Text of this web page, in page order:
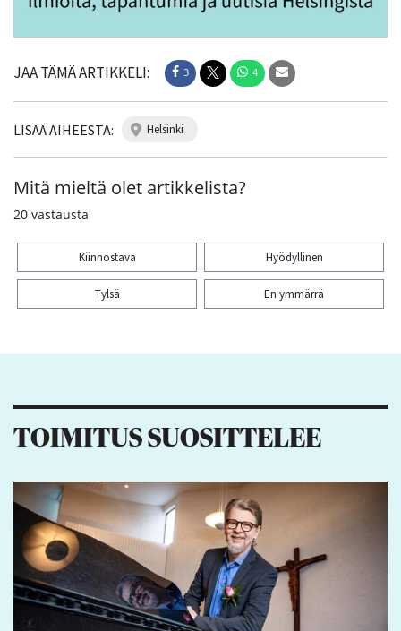
JAA TÄMÄ ARTIKKELI: 3 4
LISÄÄ AIHEESTA: helsinki
Mitä mieltä olet artikkelista?
20 vastausta
Kiinnostava Hyödyllinen
Tylsä En ymmärrä
TOIMITUS SUOSITTELEE